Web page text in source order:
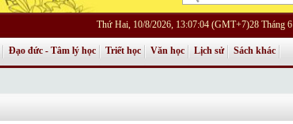
Thứ Hai, 10/8/2026, 13:07:04 (GMT+7)28 Tháng
Đạo đức - Tâm lý học Triết học Văn học Lịch sử Sách khác